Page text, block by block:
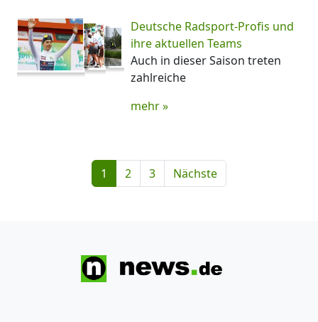
Deutsche Radsport-Profis und
ihre aktuellen Teams
Auch in dieser Saison treten
zahlreiche
mehr »
1 2 3 Nächste